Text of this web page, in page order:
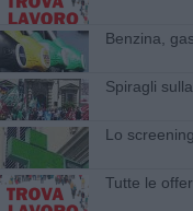
​Benzina,
Spiragli
Lo
​Tutte le